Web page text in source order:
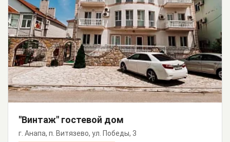
"Винтаж" гостевой дом
г. Анапа, п. Витязево, ул. Победы, 3